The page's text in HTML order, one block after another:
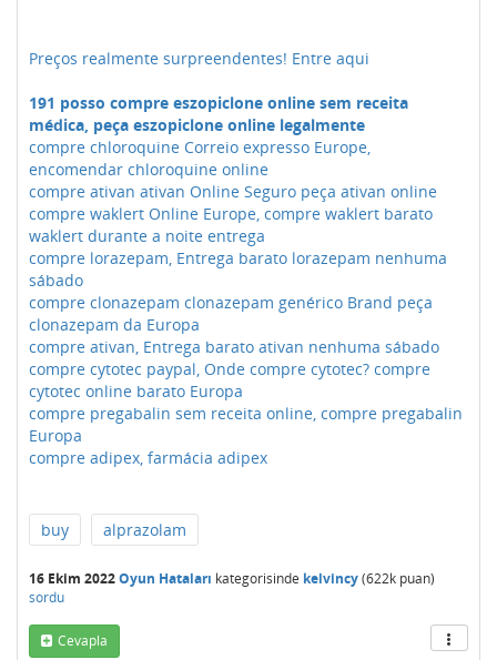
Preços realmente surpreendentes! Entre aqui
191 posso compre eszopiclone online sem receita
médica, peça eszopiclone online legalmente
compre chloroquine Correio expresso Europe,
encomendar chloroquine online
compre ativan ativan Online Seguro peça ativan online
compre waklert Online Europe, compre waklert barato
waklert durante a noite entrega
compre lorazepam, Entrega barato lorazepam nenhuma
sábado
compre clonazepam clonazepam genérico Brand peça
clonazepam da Europa
compre ativan, Entrega barato ativan nenhuma sábado
compre cytotec paypal, Onde compre cytotec? compre
cytotec online barato Europa
compre pregabalin sem receita online, compre pregabalin
Europa
compre adipex, farmácia adipex
buy alprazolam
16 Ekim 2022Oyun Hataları kategorisinde kelvincy(622k puan)
sordu
Cevapla